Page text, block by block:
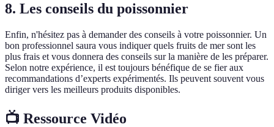
8. Les conseils du poissonnier
Enfin, n'hésitez pas à demander des conseils à votre poissonnier. Un
bon professionnel saura vous indiquer quels fruits de mer sont les
plus frais et vous donnera des conseils sur la manière de les préparer.
Selon notre expérience, il est toujours bénéfique de se fier aux
recommandations d’experts expérimentés. Ils peuvent souvent vous
diriger vers les meilleurs produits disponibles.
📺 Ressource Vidéo